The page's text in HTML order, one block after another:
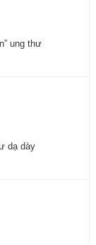
ung thư
dạ dày